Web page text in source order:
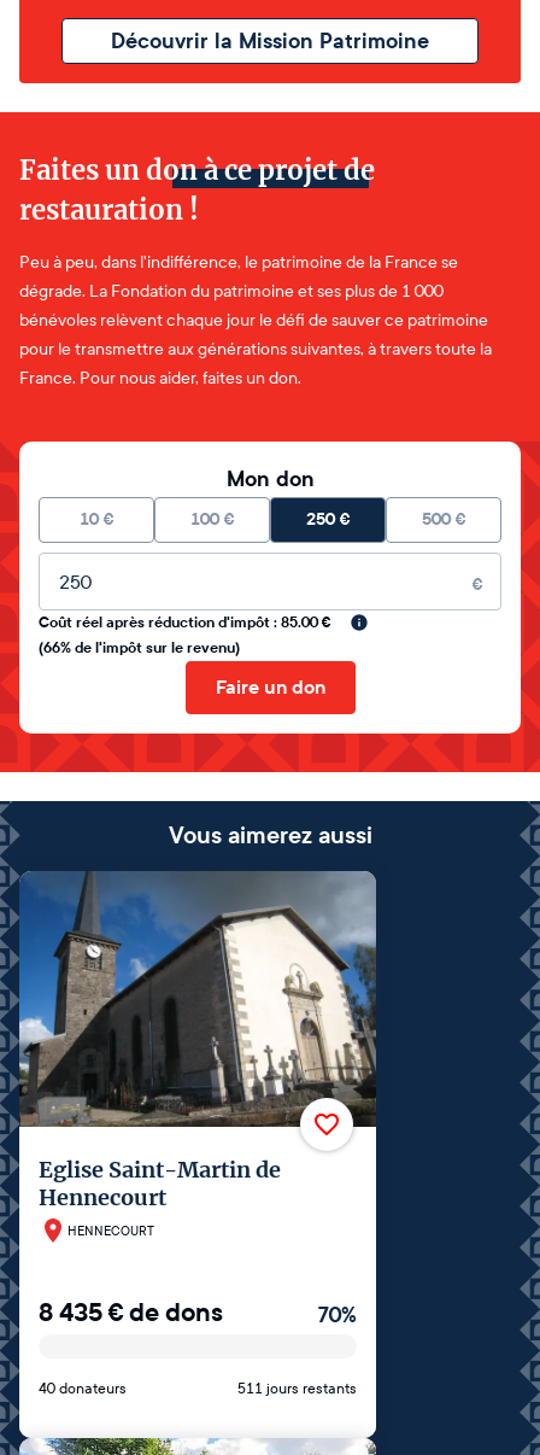
Découvrir la Mission Patrimoine
Faites un don à ce projet de
restauration !
Peu à peu, dans l'indifférence, le patrimoine de la France se
dégrade. La Fondation du patrimoine et ses plus de 1 000
bénévoles relèvent chaque jour le défi de sauver ce patrimoine
pour le transmettre aux générations suivantes, à travers toute la
France. Pour nous aider, faites un don.
Mon don
10 € 100 € 250€ 500 €
Montant libre
€
Coût réel après réduction d'impôt : 85.00 €
(66% de l'impôt sur le revenu)
Faire un don
Vous aimerez aussi
Eglise Saint-Martin de
Hennecourt
HENNECOURT
8 435€de dons 70%
40 donateurs 511 jours restants